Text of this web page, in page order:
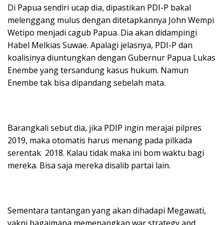
Di Papua sendiri ucap dia, dipastikan PDI-P bakal
melenggang mulus dengan ditetapkannya John Wempi
Wetipo menjadi cagub Papua. Dia akan didampingi
Habel Melkias Suwae. Apalagi jelasnya, PDI-P dan
koalisinya diuntungkan dengan Gubernur Papua Lukas
Enembe yang tersandung kasus hukum. Namun
Enembe tak bisa dipandang sebelah mata.
Barangkali sebut dia, jika PDIP ingin merajai pilpres
2019, maka otomatis harus menang pada pilkada
serentak 2018. Kalau tidak maka ini bom waktu bagi
mereka. Bisa saja mereka disalib partai lain.
Sementara tantangan yang akan dihadapi Megawati,